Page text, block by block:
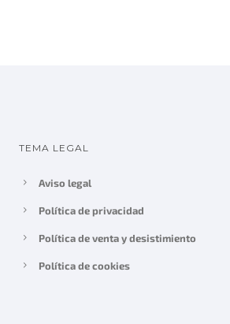
TEMA LEGAL
Aviso legal
Política de privacidad
Política de venta y desistimiento
Política de cookies